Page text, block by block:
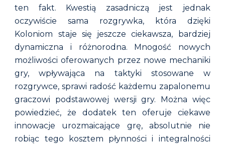
ten fakt. Kwestią zasadniczą jest jednak
oczywiście sama rozgrywka, która dzięki
Koloniom staje się jeszcze ciekawsza, bardziej
dynamiczna i różnorodna. Mnogość nowych
możliwości oferowanych przez nowe mechaniki
gry, wpływająca na taktyki stosowane w
rozgrywce, sprawi radość każdemu zapalonemu
graczowi podstawowej wersji gry. Można więc
powiedzieć, że dodatek ten oferuje ciekawe
innowacje urozmaicające grę, absolutnie nie
robiąc tego kosztem płynności i integralności